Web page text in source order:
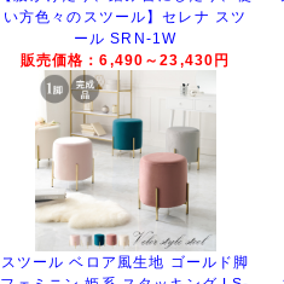
い方色々のスツール】セレナ スツ
ール SRN-1W
販売価格：6,490～23,430円
スツール ベロア風生地 ゴールド脚